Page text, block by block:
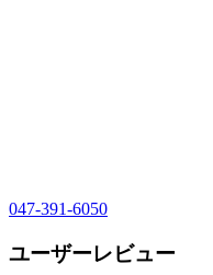
047-391-6050
ユーザーレビュー